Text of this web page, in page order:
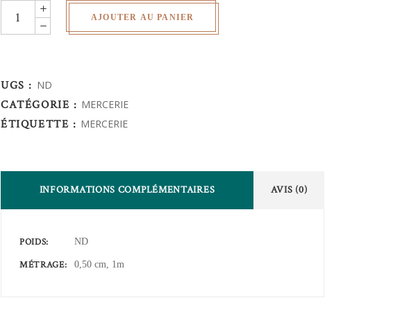
-
en
plastique
AJOUTER AU PANIER
UGS : ND
CATÉGORIE : MERCERIE
ÉTIQUETTE : MERCERIE
INFORMATIONS COMPLÉMENTAIRES AVIS (0)
POIDS ND
MÉTRAGE 0,50 cm, 1m